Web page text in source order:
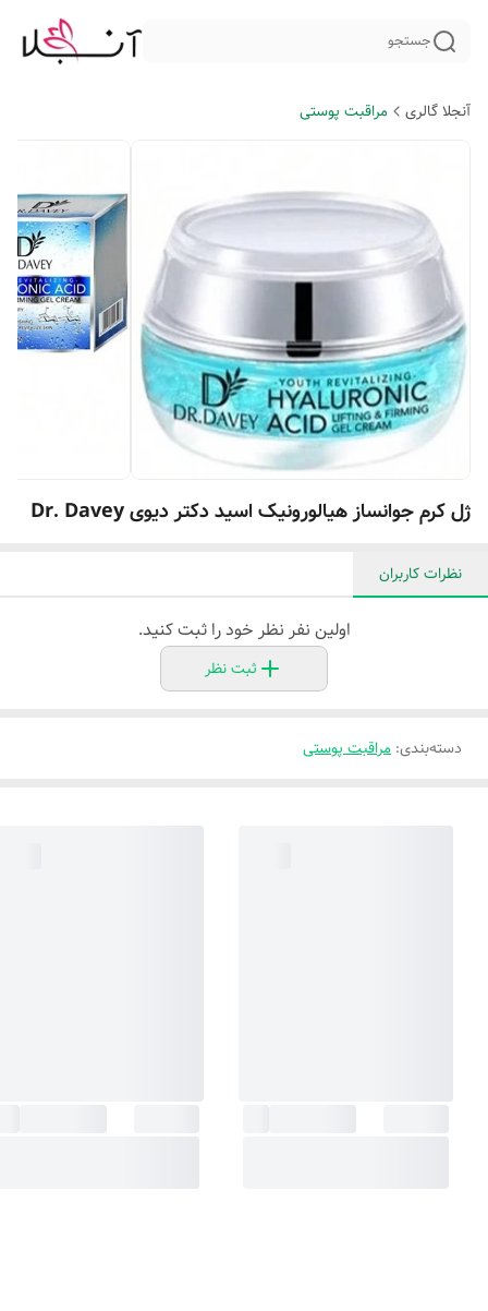
جستجو
آنجلا گالری مراقبت پوستی
ژل کرم جوانساز هیالورونیک اسید دکتر دیوی Dr. Davey
نظرات کاربران
اولین نفر نظر خود را ثبت کنید.
ثبت نظر
دسته‌بندی: مراقبت پوستی